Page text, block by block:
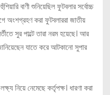
বাণী শুনিয়েছিল ফুটবলার সর্বোচ্চ
অংশগ্রহণ করা ফুটবলাররা জাতীয়
সুর পাল্টে তারা নরম হয়েছে। আর
যাতে করে আটকানো সুপার
নিয়ে নেমেছে কর্তৃপক্ষ। ধারণা করা